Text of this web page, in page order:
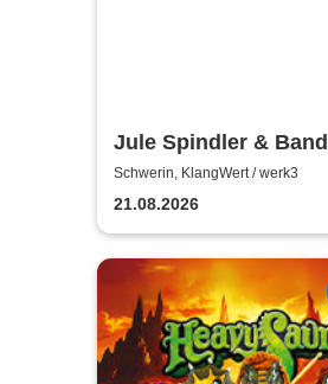
Jule Spindler & Band
Schwerin, KlangWert / werk3
21.08.2026